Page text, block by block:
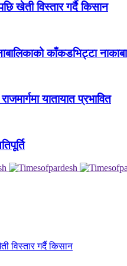
खेती विस्तार गर्दै किसान
काँकडभिट्टा
यातायात प्रभावित
विस्तार गर्दै किसान